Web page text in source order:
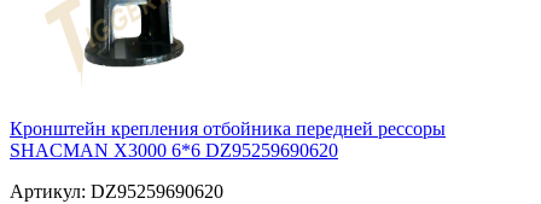
Кронштейн крепления отбойника передней рессоры
SHACMAN X3000 6*6 DZ95259690620
Артикул: DZ95259690620